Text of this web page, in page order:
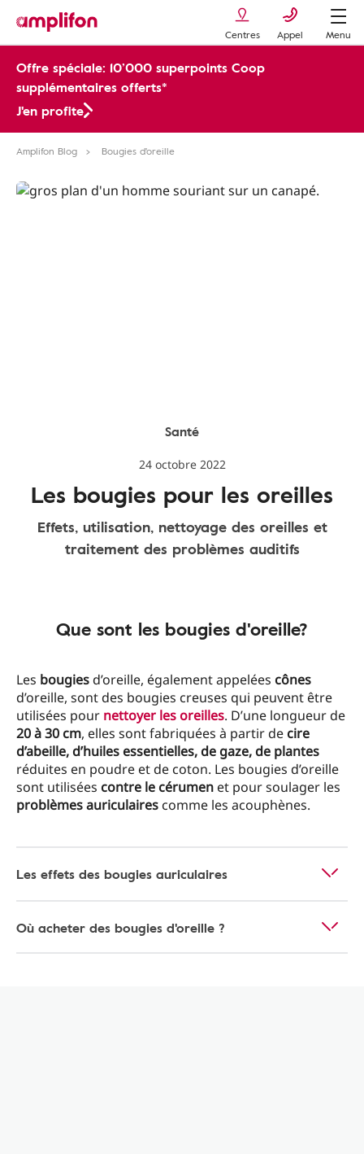
Centres Appel Menu
Offre spéciale: 10’000 superpoints Coop
supplémentaires offerts*
J'en profite
Amplifon Blog Bougies d'oreille
Santé
24 octobre 2022
Les bougies pour les oreilles
Effets, utilisation, nettoyage des oreilles et
traitement des problèmes auditifs
Que sont les bougies d'oreille?
Les bougiesd’oreille, également appelées cônes
d’oreille, sont des bougies creuses qui peuvent être
utilisées pour nettoyer les oreilles. D’une longueur de
20 à 30 cm, elles sont fabriquées à partir de cire
d’abeille, d’huiles essentielles, de gaze, de plantes
réduites en poudre et de coton. Les bougies d’oreille
sont utilisées contre le cérumen et pour soulager les
problèmes auriculaires comme les acouphènes.
Les effets des bougies auriculaires
Où acheter des bougies d'oreille ?